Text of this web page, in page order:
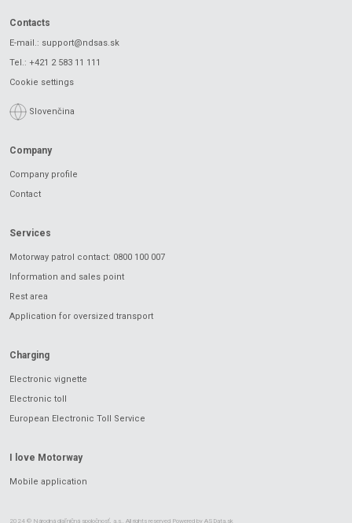
Contacts
E-mail.: support@ndsas.sk
Tel.: +421 2 583 11 111
Cookie settings
Slovenčina
Company
Company profile
Contact
Services
Motorway patrol contact: 0800 100 007
Information and sales point
Rest area
Application for oversized transport
Charging
Electronic vignette
Electronic toll
European Electronic Toll Service
I love Motorway
Mobile application
2024 © Národná diaľničná spoločnosť, a.s.. All rights reserved Powered by ASData.sk